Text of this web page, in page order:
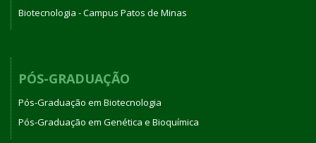
Biotecnologia - Campus Patos de Minas
PÓS-GRADUAÇÃO
Pós-Graduação em Biotecnologia
Pós-Graduação em Genética e Bioquímica